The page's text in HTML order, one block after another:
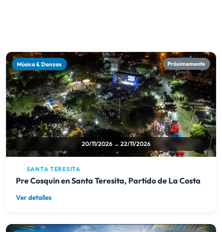
Música & Danzas Próximamente
20/11/2026 → 22/11/2026
SANTA TERESITA
Pre Cosquín en Santa Teresita, Partido de La Costa
Ver detalles